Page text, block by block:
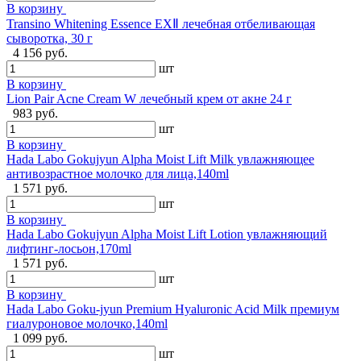
В корзину
Transino Whitening Essence EXⅡ лечебная отбеливающая
сыворотка, 30 г
4 156 руб.
шт
В корзину
Lion Pair Acne Cream W лечебный крем от акне 24 г
983 руб.
шт
В корзину
Hada Labo Gokujyun Alpha Moist Lift Milk увлажняющее
антивозрастное молочко для лица,140ml
1 571 руб.
шт
В корзину
Hada Labo Gokujyun Alpha Moist Lift Lotion увлажняющий
лифтинг-лосьон,170ml
1 571 руб.
шт
В корзину
Hada Labo Goku-jyun Premium Hyaluronic Acid Milk премиум
гиалуроновое молочко,140ml
1 099 руб.
шт